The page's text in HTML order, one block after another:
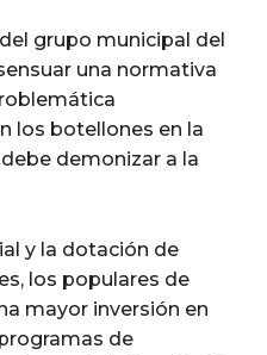
grupo municipal del
una normativa
los botellones en la
demonizar a la
y la dotación de
los populares de
mayor inversión en
de